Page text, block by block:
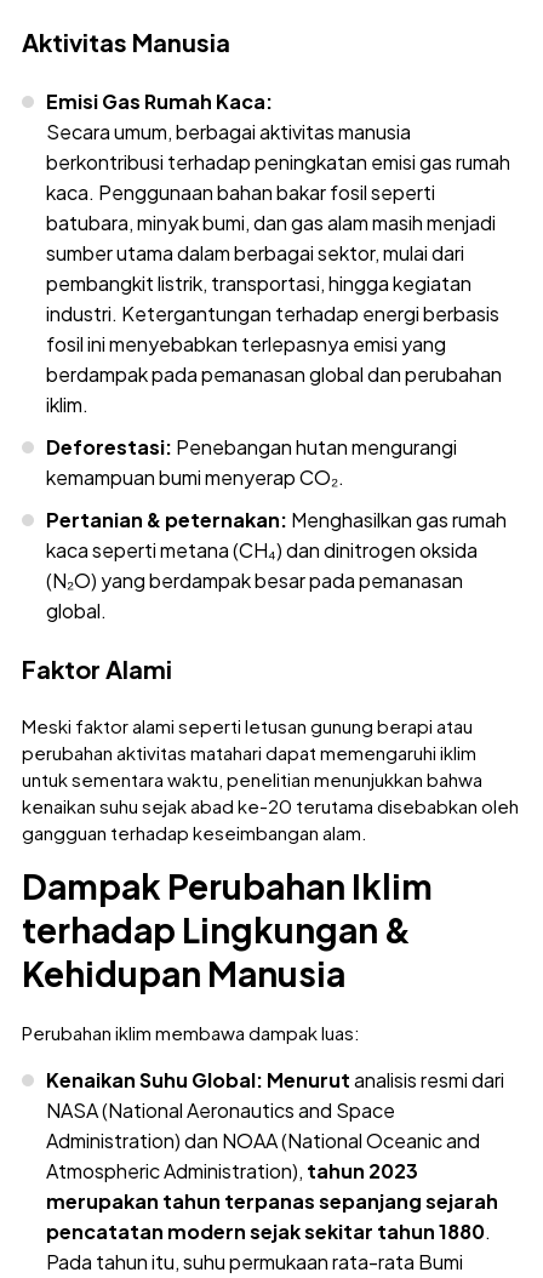
Aktivitas Manusia
Emisi Gas Rumah Kaca:
Secara umum, berbagai aktivitas manusia
berkontribusi terhadap peningkatan emisi gas rumah
kaca. Penggunaan bahan bakar fosil seperti
batubara, minyak bumi, dan gas alam masih menjadi
sumber utama dalam berbagai sektor, mulai dari
pembangkit listrik, transportasi, hingga kegiatan
industri. Ketergantungan terhadap energi berbasis
fosil ini menyebabkan terlepasnya emisi yang
berdampak pada pemanasan global dan perubahan
iklim.
Deforestasi: Penebangan hutan mengurangi
kemampuan bumi menyerap CO₂.
Pertanian & peternakan: Menghasilkan gas rumah
kaca seperti metana (CH₄) dan dinitrogen oksida
(N₂O) yang berdampak besar pada pemanasan
global.
Faktor Alami
Meski faktor alami seperti letusan gunung berapi atau
perubahan aktivitas matahari dapat memengaruhi iklim
untuk sementara waktu, penelitian menunjukkan bahwa
kenaikan suhu sejak abad ke-20 terutama disebabkan oleh
gangguan terhadap keseimbangan alam.
Dampak Perubahan Iklim
terhadap Lingkungan &
Kehidupan Manusia
Perubahan iklim membawa dampak luas:
Kenaikan Suhu Global: Menurutanalisis resmi dari
NASA (National Aeronautics and Space
Administration) dan NOAA (National Oceanic and
Atmospheric Administration), tahun 2023
merupakan tahun terpanas sepanjang sejarah
pencatatan modern sejak sekitar tahun 1880.
Pada tahun itu, suhu permukaan rata-rata Bumi